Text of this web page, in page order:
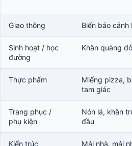
Giao thông Biển báo cảnh
Sinh hoạt / học
đường
Khăn quàng đỏ
Thực phẩm
Miếng pizza,
tam giác
Trang phục /
phụ kiện
Nón lá, khăn
đầu
Kiến trúc Mái nhà, mái